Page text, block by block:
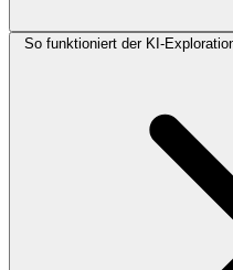
So funktioniert der KI-